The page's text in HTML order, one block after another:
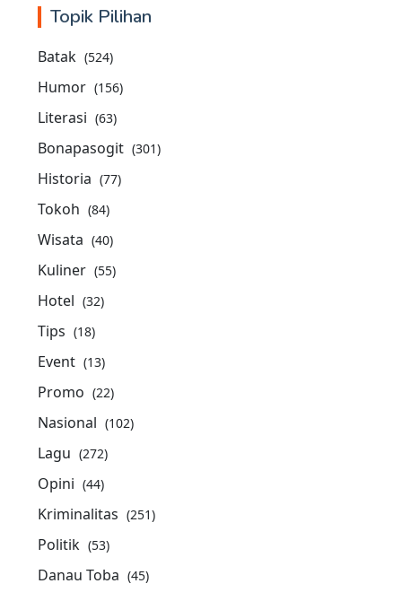
Topik Pilihan
Batak (524)
Humor (156)
Literasi (63)
Bonapasogit (301)
Historia (77)
Tokoh (84)
Wisata (40)
Kuliner (55)
Hotel (32)
Tips (18)
Event (13)
Promo (22)
Nasional (102)
Lagu (272)
Opini (44)
Kriminalitas (251)
Politik (53)
Danau Toba (45)